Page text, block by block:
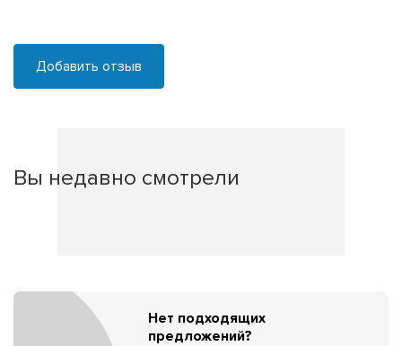
Добавить отзыв
Вы недавно смотрели
Нет подходящих
предложений?